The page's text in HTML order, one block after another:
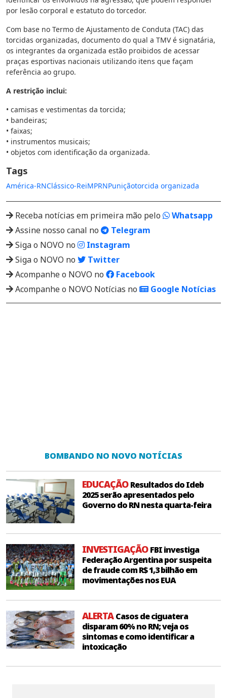
por lesão corporal e estatuto do torcedor.
Com base no Termo de Ajustamento de Conduta (TAC) das
torcidas organizadas, documento do qual a TMV é signatária,
os integrantes da organizada estão proibidos de acessar
praças esportivas nacionais utilizando itens que façam
referência ao grupo.
A restrição inclui:
• camisas e vestimentas da torcida;
• bandeiras;
• faixas;
• instrumentos musicais;
• objetos com identificação da organizada.
Tags
América-RNClássico-ReiMPRNPuniçãotorcida organizada
Receba notícias em primeira mão pelo
Whatsapp
Assine nosso canal no
Telegram
Siga o NOVO no
Instagram
Siga o NOVO no
Twitter
Acompanhe o NOVO no
Facebook
Acompanhe o NOVO Notícias no
Google Notícias
BOMBANDO NO NOVO NOTÍCIAS
EDUCAÇÃOResultados do Ideb
2025 serão apresentados pelo
Governo do RN nesta quarta-feira
INVESTIGAÇÃOFBI investiga
Federação Argentina por suspeita
de fraude com R$ 1,3 bilhão em
movimentações nos EUA
ALERTACasos de ciguatera
disparam 60% no RN; veja os
sintomas e como identificar a
intoxicação